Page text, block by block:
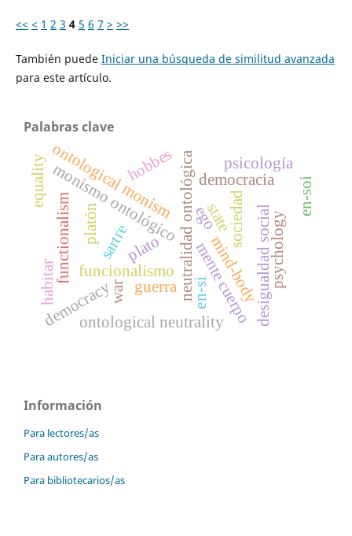
<< < 1 2 3 4 5 6 7 > >>
También puede Iniciar una búsqueda de similitud avanzada
para este artículo.
Palabras clave
funcionalismo neutralidad ontológicamente cuerpo
monismo ontológico
functionalism
ontological neutrality
mind-body
ontological monism democracia
desigualdad social
democracy
platón
psicología
plato psychology
sociedad
habitar
hobbes
guerra
equality
war
state
sartre
en-si
ego
en-soi
Información
Para lectores/as
Para autores/as
Para bibliotecarios/as